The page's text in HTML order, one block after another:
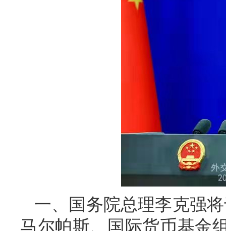
一、国务院总理李克强
马尔帕斯、国际货币基金